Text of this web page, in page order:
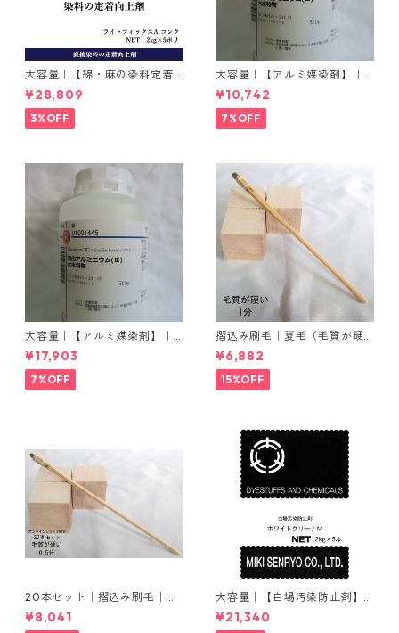
大容量｜【綿・麻の染料定着
向上剤】｜2kg×5本｜ライト
フィックスAコンク
¥28,809
3%OFF
大容量｜【アルミ媒染剤】｜5
00g−3本入り｜塩化アルミニ
ウム
¥10,742
7%OFF
大容量｜【アルミ媒染剤】｜5
00g−5本入り｜塩化アルミニ
ウム
¥17,903
7%OFF
摺込み刷毛｜夏毛（毛質が硬
い）1分｜16本入り＊1セット
¥6,882
15%OFF
20本セット｜摺込み刷毛｜夏
毛（毛質が硬い）0.5分
¥8,041
大容量｜【白場汚染防止剤】
｜2kg×5本｜ホワイトクリー
ナＭ
¥21,340